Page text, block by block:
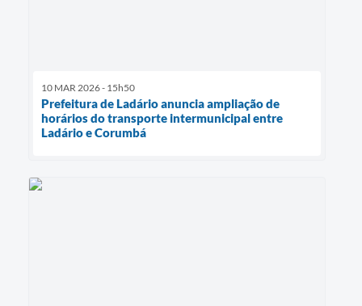
10 MAR 2026 - 15h50
Prefeitura de Ladário anuncia ampliação de
horários do transporte intermunicipal entre
Ladário e Corumbá